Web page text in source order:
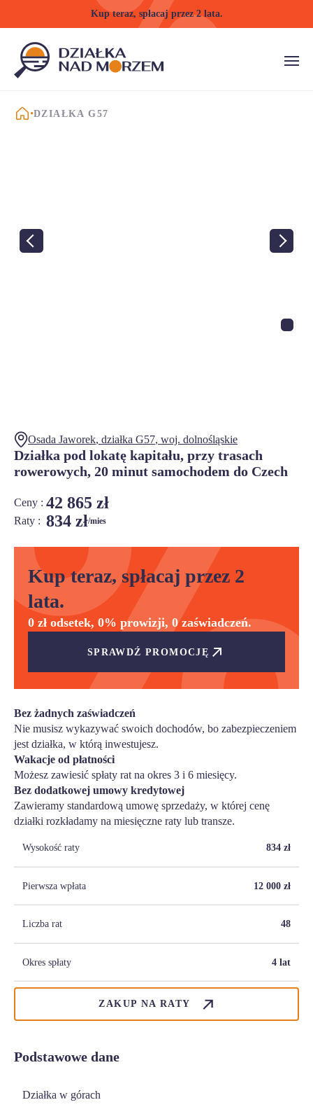
Kup teraz, spłacaj przez 2 lata.
STRONA GŁÓWNA
DZIAŁKA G57
Osada Jaworek, działka G57, woj. dolnośląskie
Działka pod lokatę kapitału, przy trasach
rowerowych, 20 minut samochodem do Czech
Ceny : 42 865 zł
Raty : 834 zł/mies
Kup teraz, spłacaj przez 2
lata.
0 zł odsetek, 0% prowizji, 0 zaświadczeń.
SPRAWDŹ PROMOCJĘ
Bez żadnych zaświadczeń
Nie musisz wykazywać swoich dochodów, bo zabezpieczeniem
jest działka, w którą inwestujesz.
Wakacje od płatności
Możesz zawiesić spłaty rat na okres 3 i 6 miesięcy.
Bez dodatkowej umowy kredytowej
Zawieramy standardową umowę sprzedaży, w której cenę
działki rozkładamy na miesięczne raty lub transze.
Wysokość raty 834 zł
Pierwsza wpłata 12 000 zł
Liczba rat 48
Okres spłaty 4 lat
ZAKUP NA RATY
Podstawowe dane
Działka w górach